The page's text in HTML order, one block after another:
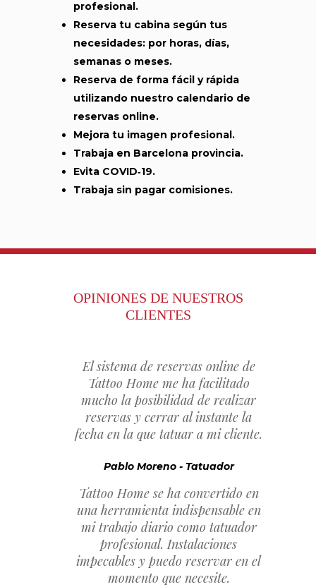
profesional.
Reserva tu cabina según tus
necesidades: por horas, días,
semanas o meses.
Reserva de forma fácil y rápida
utilizando nuestro calendario de
reservas online.
Mejora tu imagen profesional.
Trabaja en Barcelona provincia.
Evita COVID‑19.
Trabaja sin pagar comisiones.
OPINIONES DE NUESTROS
CLIENTES
El sistema de reservas online de
Tattoo Home me ha facilitado
mucho la posibilidad de realizar
reservas y cerrar al instante la
fecha en la que tatuar a mi cliente.
Pablo Moreno - Tatuador
Tattoo Home se ha convertido en
una herramienta indispensable en
mi trabajo diario como tatuador
profesional. Instalaciones
impecables y puedo reservar en el
momento que necesite.